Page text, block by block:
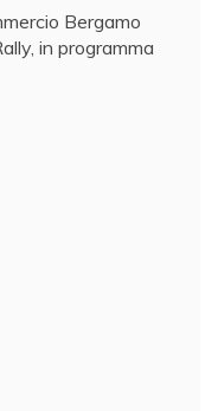
Bergamo
in programma